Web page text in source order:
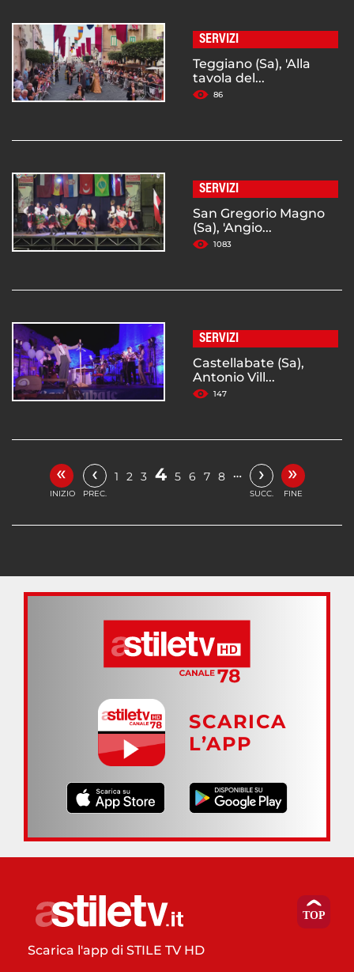
SERVIZI
Teggiano (Sa), 'Alla
tavola del...
86
SERVIZI
San Gregorio Magno
(Sa), 'Angio...
1083
SERVIZI
Castellabate (Sa),
Antonio Vill...
147
«
INIZIO
‹
PREC.
1 2 3 4 5 6 7 8 … ›
SUCC.
»
FINE
SCARICA
L’APP
Scarica l'app di STILE TV HD